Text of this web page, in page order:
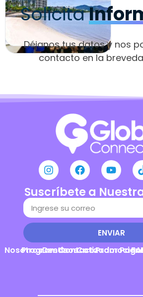
Solicita
Déjanos tus datos y nos
contacto en la
Suscríbete a
ENVIAR
Nosotros
Programas
Destinos
Contacto
Cotizador